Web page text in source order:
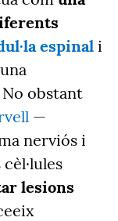
espinali
obstant
—
nerviós i
lesions